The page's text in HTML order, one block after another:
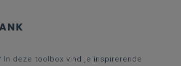
deze toolbox vind je inspirerende